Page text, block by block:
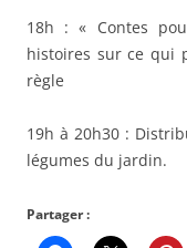
18h : « Contes
histoires sur ce qui
règle
19h à 20h30 :
légumes du jardin.
Partager :